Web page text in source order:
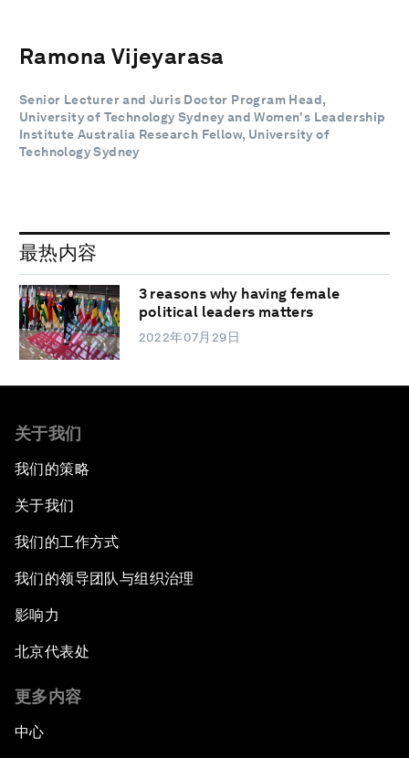
Ramona Vijeyarasa
Senior Lecturer and Juris Doctor Program Head,
University of Technology Sydney and Women's Leadership
Institute Australia Research Fellow, University of
Technology Sydney
最热内容
3 reasons why having female
political leaders matters
2022年07月29日
关于我们
我们的策略
关于我们
我们的工作方式
我们的领导团队与组织治理
影响力
北京代表处
更多内容
中心